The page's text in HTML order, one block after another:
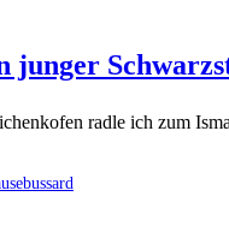
junger
radle ich zum